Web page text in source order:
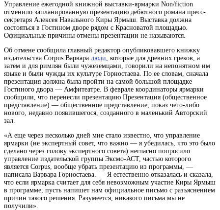
Управление ежегодной книжной выставки-ярмарки Non/fiction
отменило запланированную презентацию дебютного романа пресс-
секретаря Алексея Навального Киры Ярмыш. Выставка должна
состояться в Гостином дворе рядом с Красноватой площадью.
Официальные причины отмены презентации не называются.
Об отмене сообщила главный редактор опубликовавшего книжку
издательства Corpus Варвара люди , которые для древних греков, а
затем и для римлян были чужеземцами, говорили на непонятном им
языке и были чужды их культуре Горностаева. По ее словам, сначала
презентация должна была пройти на самой большой площадке
Гостиного двора — Амфитеатре. В феврале координаторы ярмарки
сообщили, что перенесли презентацию Презентация (общественное
представление) — общественное представление, показ чего-либо
нового, недавно появившегося, созданного в маленький Авторский
зал.
«А еще через несколько дней мне стало известно, что управление
ярмарки (не экспертный совет, что важно — я убедилась, что это было
сделано через голову экспертного совета) негласно попросило
управление издательской группы Эксмо-АСТ, частью которого
является Corpus, вообще убрать презентацию из программы, —
написала Варвара Горностаева. — Я естественно отказалась и сказала,
что если ярмарка считает для себя невозможным участие Киры Ярмыш
в программе, пусть напишет нам официальное письмо с разъяснением
причин такого решения. Разумеется, никакого письма мы не
получили».